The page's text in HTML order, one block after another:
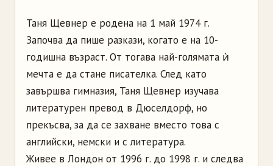
Таня Щевнер е родена на 1 май 1974 г.
Започва да пише разкази, когато е на 10-
годишна възраст. От тогава най-голямата ѝ
мечта е да стане писателка. След като
завършва гимназия, Таня Щевнер изучава
литературен превод в Дюселдорф, но
прекъсва, за да се захване вместо това с
английски, немски и с литература.
Живее в Лондон от 1996 г. до 1998 г. и следва